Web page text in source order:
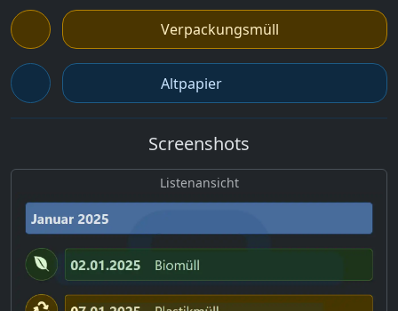
Verpackungsmüll
Altpapier
Screenshots
Listenansicht